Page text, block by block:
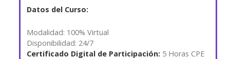
Datos del Curso:
Modalidad: 100% Virtual
Disponibilidad: 24/7
Certificado Digital de Participación: 5 Horas CPE